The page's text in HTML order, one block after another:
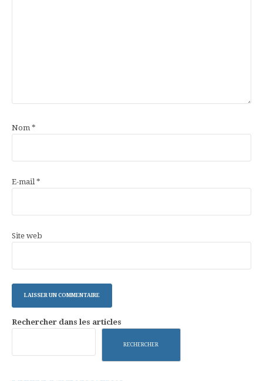
Nom *
E-mail*
Site web
Rechercher dans les articles
RECHERCHER